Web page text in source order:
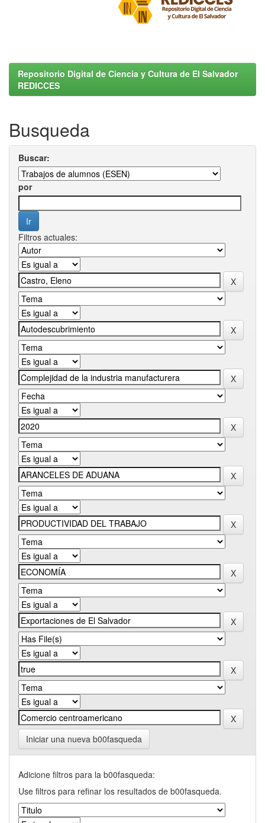
Repositorio Digital de Ciencia y Cultura de El Salvador
REDICCES
Busqueda
Buscar:
por
Filtros actuales:
Iniciar una nueva b00fasqueda
Adicione filtros para la b00fasqueda:
Use filtros para refinar los resultados de b00fasqueda.